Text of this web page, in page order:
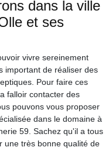
dans la ville
et ses
vivre sereinement
important de réaliser des
Pour faire ces
falloir contacter des
pouvons vous proposer
dans le domaine à
59. Sachez qu'il a tous
une très bonne qualité de